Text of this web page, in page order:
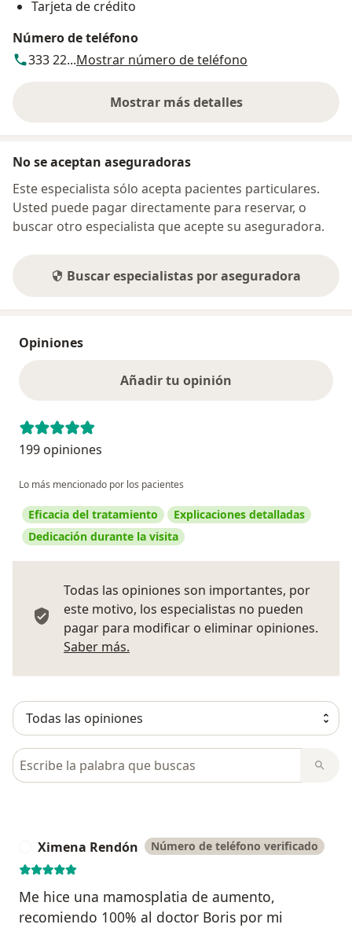
Tarjeta de crédito
Número de teléfono
333 22...Mostrar número de teléfono
Mostrar más detalles
sobre la dirección
No se aceptan aseguradoras
Este especialista sólo acepta pacientes particulares.
Usted puede pagar directamente para reservar, o
buscar otro especialista que acepte su aseguradora.
Buscar especialistas por aseguradora
Opiniones
Añadir tu opinión
199 opiniones
Lo más mencionado por los pacientes
Eficacia del tratamiento
Explicaciones detalladas
Dedicación durante la visita
Todas las opiniones son importantes, por
este motivo, los especialistas no pueden
pagar para modificar o eliminar opiniones.
Saber más.
Busca en opiniones
Ximena Rendón Número de teléfono verificado
Me hice una mamosplatia de aumento,
recomiendo 100% al doctor Boris por mi